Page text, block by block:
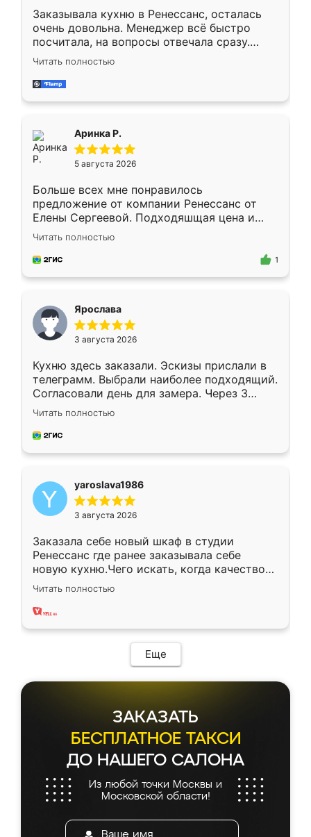
Заказывала кухню в Ренессанс, осталась
очень довольна. Менеджер всё быстро
посчитала, на вопросы отвечала сразу.
Замерщик приехал в субботу, подошёл к
делу со всей ответственностью. Собрали
за день, ребята работали аккуратно, даже
Читать полностью
Аринка Р.
5 августа 2026
Больше всех мне понравилось
предложение от компании Ренессанс от
Елены Сергеевой. Подходяшщая цена и
короткие сроки изготовления. Приехавший
для замера сотрудник Владислав
предложил по моему эскизу самый
Читать полностью
1
Ярослава
3 августа 2026
Кухню здесь заказали. Эскизы прислали в
телеграмм. Выбрали наиболее подходящий.
Согласовали день для замера. Через 3
недели кухня была уже готова. Остались
довольны работой. Спасибо Ренессанс
мебель за качественную работу!
Читать полностью
yaroslava1986
3 августа 2026
Заказала себе новый шкаф в студии
Ренессанс где ранее заказывала себе
новую кухню.Чего искать, когда качеством
вполне довольна. Служит кухня уже почти
два года, нареканий нет.
Читать полностью
Еще
ЗАКАЗАТЬ
БЕСПЛАТНОЕ ТАКСИ
ДО НАШЕГО САЛОНА
Из любой точки Москвы и
Московской области!